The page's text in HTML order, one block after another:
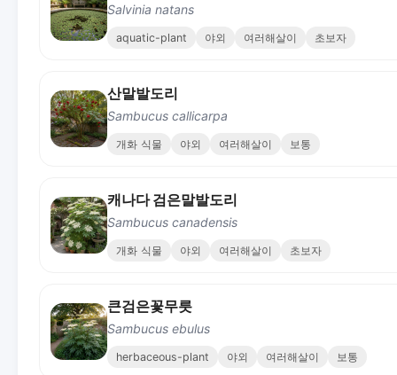
Salvinia natans
aquatic-plant 야외 여러해살이 초보자
산말발도리
Sambucus callicarpa
개화 식물 야외 여러해살이 보통
캐나다 검은말발도리
Sambucus canadensis
개화 식물 야외 여러해살이 초보자
큰검은꽃무릇
Sambucus ebulus
herbaceous-plant 야외 여러해살이 보통